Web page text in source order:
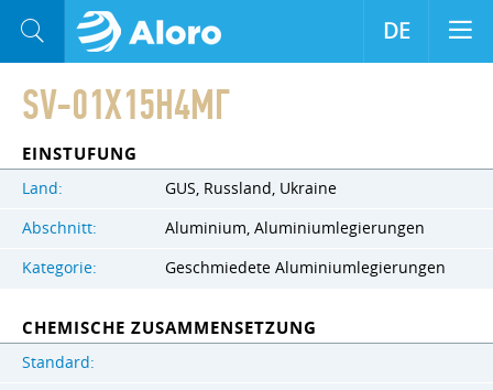
SV-01Х15Н4МГ
EINSTUFUNG
Land:
GUS, Russland, Ukraine
Abschnitt:
Aluminium, Aluminiumlegierungen
Kategorie:
Geschmiedete Aluminiumlegierungen
CHEMISCHE ZUSAMMENSETZUNG
Standard:
DE